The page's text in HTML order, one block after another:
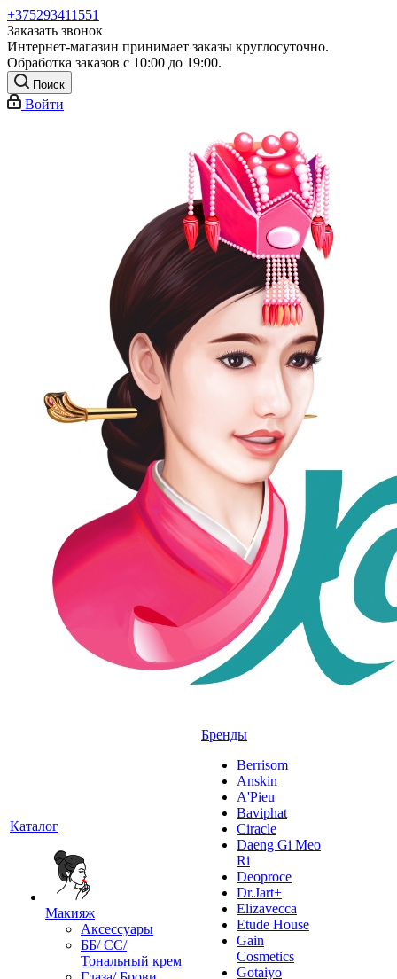
+375293411551
Заказать звонок
Интернет-магазин принимает заказы круглосуточно.
Обработка заказов с 10:00 до 19:00.
Поиск
Войти
Каталог
Макияж
Аксессуары
ББ/ СС/
Тональный крем
Бренды
Berrisom
Anskin
A'Pieu
Baviphat
Ciracle
Daeng Gi Meo
Ri
Deoproce
Dr.Jart+
Elizavecca
Etude House
Gain
Cosmetics
Gotaiyo